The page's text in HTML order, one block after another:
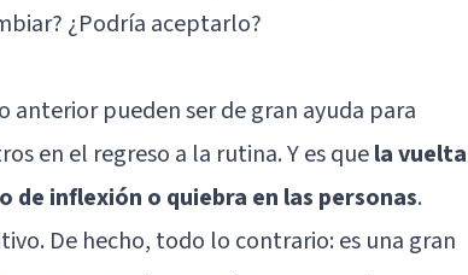
¿Podría aceptarlo?
anterior pueden ser de gran ayuda para
en el regreso a la rutina. Y es quela vuelta
de inflexión o quiebra en las personas.
De hecho, todo lo contrario: es una gran